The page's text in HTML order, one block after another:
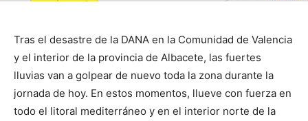
Tras el desastre de la DANA en la Comunidad de Valencia
y el interior de la provincia de Albacete, las fuertes
lluvias van a golpear de nuevo toda la zona durante la
jornada de hoy. En estos momentos, llueve con fuerza en
todo el litoral mediterráneo y en el interior norte de la